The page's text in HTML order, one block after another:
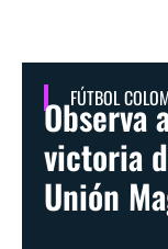
FÚTBOL
Observa
victoria
Unión